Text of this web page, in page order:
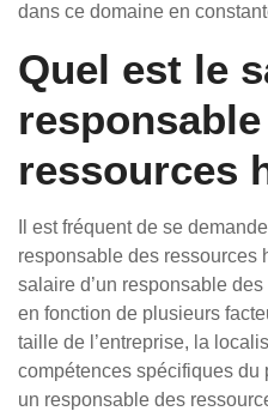
dans ce domaine en
Quel est le
ressources
Il est fréquent de se
responsable des ressources
salaire d’un responsable
en fonction de plusieurs
taille de l’entreprise, la
compétences spécifiques du
un responsable des